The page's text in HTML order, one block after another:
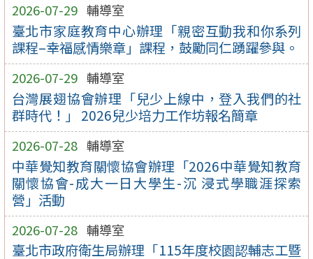
2026-07-29 輔導室
臺北市家庭教育中心辦理「親密互動我和你系列
課程–幸福感情樂章」課程，鼓勵同仁踴躍參與。
2026-07-29 輔導室
台灣展翅協會辦理「兒少上線中，登入我們的社
群時代！」 2026兒少培力工作坊報名簡章
2026-07-28 輔導室
中華覺知教育關懷協會辦理「2026中華覺知教育
關懷協會-成大一日大學生-沉 浸式學職涯探索
營」活動
2026-07-28 輔導室
臺北市政府衛生局辦理「115年度校園認輔志工暨